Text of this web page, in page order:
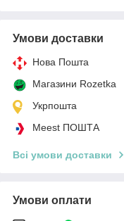
Умови доставки
Нова Пошта
Магазини Rozetka
Укрпошта
Meest ПОШТА
Всі умови доставки
Умови оплати